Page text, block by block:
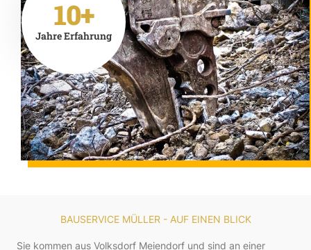
10+
Jahre Erfahrung
BAUSERVICE MÜLLER - AUF EINEN BLICK
Sie kommen aus Volksdorf Meiendorf und sind an einer